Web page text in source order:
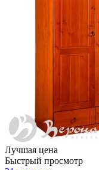
Лучшая цена
Быстрый просмотр